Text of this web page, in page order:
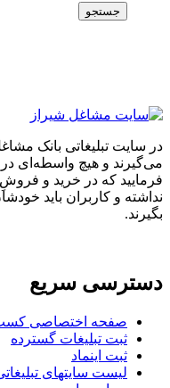
جستجو
در سایت تبلیغاتی بانک
می‌گیرند و هیچ واسطه‌ای
فرمایید که در خرید و
نداشته و کاربران باید
بگیرند.
دسترسی سریع
صفحه اختصاصی
ثبت تبلیغات گسترده
ثبت اینماد
لیست سایتهای